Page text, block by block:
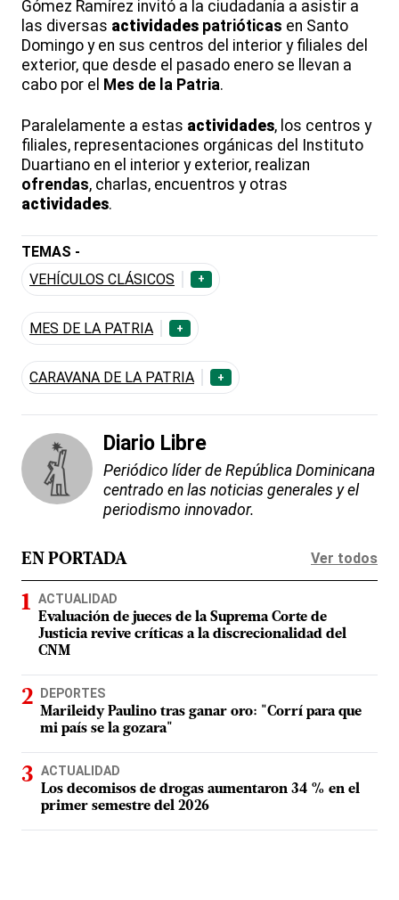
Gómez Ramírez invitó a la ciudadanía a asistir a
las diversas actividades patrióticas en Santo
Domingo y en sus centros del interior y filiales del
exterior, que desde el pasado enero se llevan a
cabo por el Mes de la Patria.
Paralelamente a estas actividades, los centros y
filiales, representaciones orgánicas del Instituto
Duartiano en el interior y exterior, realizan
ofrendas, charlas, encuentros y otras
actividades.
TEMAS -
VEHÍCULOS CLÁSICOS
+
MES DE LA PATRIA +
CARAVANA DE LA PATRIA +
Diario Libre
Periódico líder de República Dominicana
centrado en las noticias generales y el
periodismo innovador.
EN PORTADA Ver todos
ACTUALIDAD
Evaluación de jueces de la Suprema Corte de
Justicia revive críticas a la discrecionalidad del
CNM
DEPORTES
Marileidy Paulino tras ganar oro: "Corrí para que
mi país se la gozara"
ACTUALIDAD
Los decomisos de drogas aumentaron 34 % en el
primer semestre del 2026